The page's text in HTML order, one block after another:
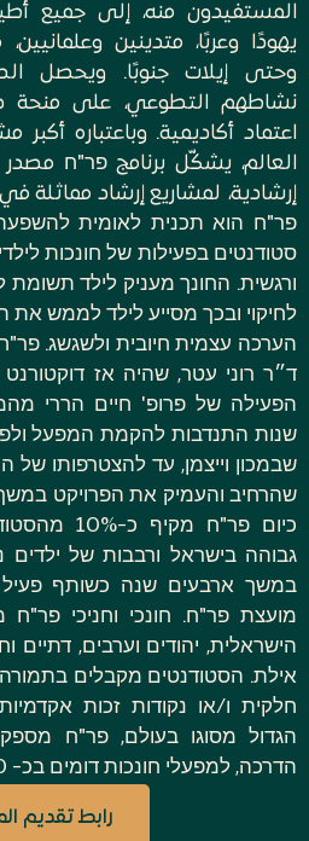
المستفيدون منه، إلى جميع
يهودًا وعربًا، متدينين
وحتى إيلات جنوبًا. ويحصل
نشاطهم التطوعي، على منحة
اعتماد أكاديمية. وباعتباره
العالم، يشكّل برنامج פר"ח مصدر
פר"ח הוא תכנית לאומית
סטודנטים בפעילות של חונכות
ורגשית. החונך מעניק לילד תשומת
לחיקוי ובכך מסייע לילד לממש את
ד״ר רוני עטר, שהיה אז דוקטורנט
הפעילה של פרופ' חיים הררי
שנות התנדבות להקמת המפעל
שבמכון וייצמן, עד להצטרפותו של
שהרחיב והעמיק את הפרויקט
כיום פר"ח
גבוהה בישראל ורבבות של ילדים
במשך ארבעים שנה כשותף פעיל
מועצת פר"ח. חונכי וחניכי
הישראלית, יהודים וערבים, דתיים
אילת. הסטודנטים מקבלים
חלקית ו/או נקודות זכות
הגדול מסוגו בעולם, פר"ח
הדרכה, למפעלי חונכות דומים בכ- 20 ארצות בעולם.
رابط تقديم